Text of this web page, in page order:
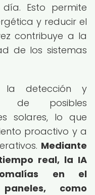
Esto permite
y reducir el
contribuye a la
de los sistemas
la detección y
de posibles
solares, lo que
proactivo y a
Mediante
real, la IA
en el
como